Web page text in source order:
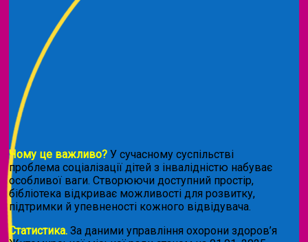
Чому це важливо? У сучасному суспільстві
проблема соціалізації дітей з інвалідністю набуває
особливої ваги. Створюючи доступний простір,
бібліотека відкриває можливості для розвитку,
підтримки й упевненості кожного відвідувача.
Статистика. За даними управління охорони здоров’я